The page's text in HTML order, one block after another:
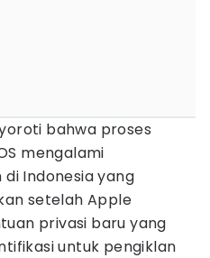
bahwa proses
mengalami
Indonesia yang
setelah Apple
privasi baru yang
untuk pengiklan